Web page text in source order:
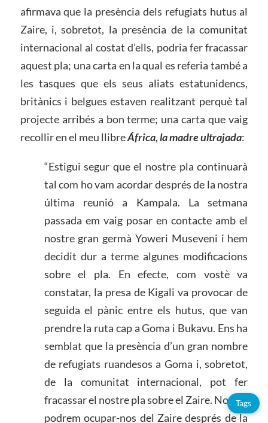
afirmava que la presència dels refugiats hutus al
Zaire, i, sobretot, la presència de la comunitat
internacional al costat d’ells, podria fer fracassar
aquest pla; una carta en la qual es referia també a
les tasques que els seus aliats estatunidencs,
britànics i belgues estaven realitzant perquè tal
projecte arribés a bon terme; una carta que vaig
recollir en el meu llibreÁfrica, la madre ultrajada:
“Estigui segur que el nostre pla continuarà
tal com ho vam acordar després de la nostra
última reunió a Kampala. La setmana
passada em vaig posar en contacte amb el
nostre gran germà Yoweri Museveni i hem
decidit dur a terme algunes modificacions
sobre el pla. En efecte, com vostè va
constatar, la presa de Kigali va provocar de
seguida el pànic entre els hutus, que van
prendre la ruta cap a Goma i Bukavu. Ens ha
semblat que la presència d’un gran nombre
de refugiats ruandesos a Goma i, sobretot,
de la comunitat internacional, pot fer
fracassar el nostre pla sobre el Zaire. Només
podrem ocupar-nos del Zaire després de la
Tags